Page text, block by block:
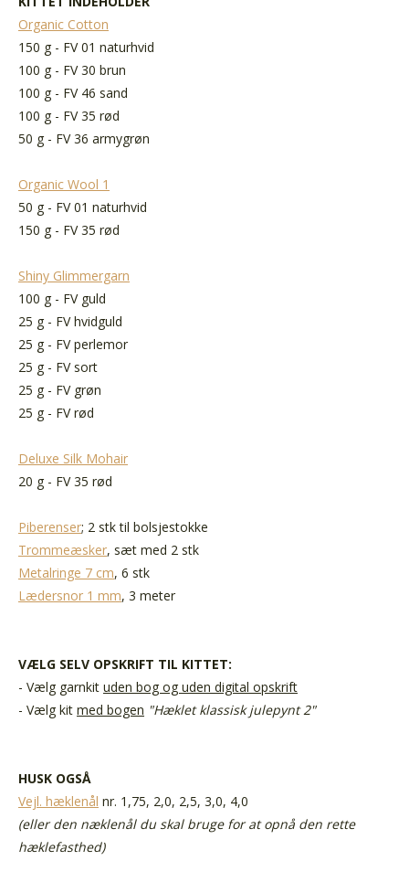
Organic Cotton
150 g - FV 01 naturhvid
100 g - FV 30 brun
100 g - FV 46 sand
100 g - FV 35 rød
50 g - FV 36 armygrøn
Organic Wool 1
50 g - FV 01 naturhvid
150 g - FV 35 rød
Shiny Glimmergarn
100 g - FV guld
25 g - FV hvidguld
25 g - FV perlemor
25 g - FV sort
25 g - FV grøn
25 g - FV rød
Deluxe Silk Mohair
20 g - FV 35 rød
Piberenser; 2 stk til bolsjestokke
Trommeæsker, sæt med 2 stk
Metalringe 7 cm, 6 stk
Lædersnor 1 mm, 3 meter
VÆLG SELV OPSKRIFT TIL KITTET:
- Vælg garnkit uden bog og uden digital opskrift
- Vælg kit med bogen "Hæklet klassisk julepynt 2"
HUSK OGSÅ
Vejl. hæklenål nr. 1,75, 2,0, 2,5, 3,0, 4,0
(eller den næklenål du skal bruge for at opnå den rette
hæklefasthed)